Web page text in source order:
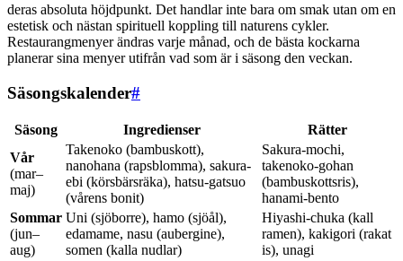
deras absoluta höjdpunkt. Det handlar inte bara om smak utan om en
estetisk och nästan spirituell koppling till naturens cykler.
Restaurangmenyer ändras varje månad, och de bästa kockarna
planerar sina menyer utifrån vad som är i säsong den veckan.
Säsongskalender#
Säsong Ingredienser
Rätter
Vår
(mar–
maj)
Takenoko (bambuskott),
nanohana (rapsblomma), sakura-
ebi (körsbärsräka), hatsu-gatsuo
(vårens bonit)
Sakura-mochi,
takenoko-gohan
(bambuskottsris),
hanami-bento
Sommar
(jun–
aug)
Uni (sjöborre), hamo (sjöål),
edamame, nasu (aubergine),
somen (kalla nudlar)
Hiyashi-chuka (kall
ramen), kakigori (rakat
is), unagi